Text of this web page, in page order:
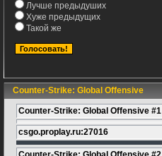
Лучше предыдуших
Хуже предыдущих
Такой же
Counter-Strike: Global Offensive
Counter-Strike: Global Offensive #1
csgo.proplay.ru:27016